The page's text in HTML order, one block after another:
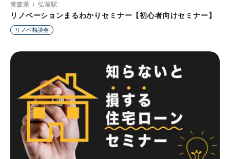
青森県
弘前駅
リノベーションまるわかりセミナー【初心者向けセミナー】
リノベ相談会